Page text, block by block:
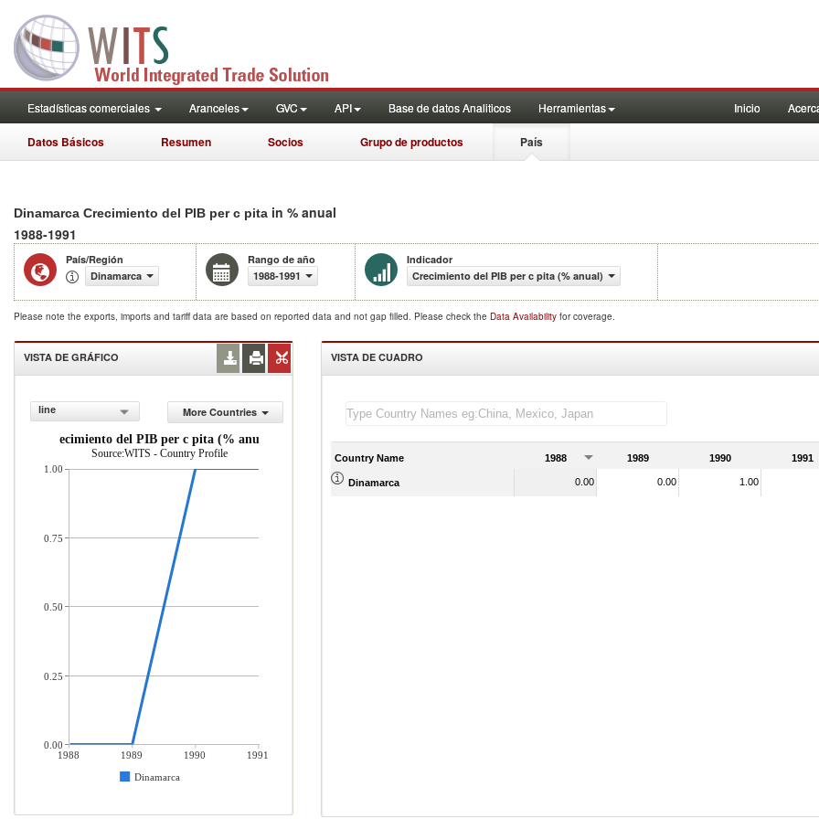
Estadísticas comerciales Aranceles GVC API Base de datos Analiticos Herramientas Inicio
Datos Básicos Resumen Socios Grupo de productos País
Dinamarca Crecimiento del PIB per c pita in % anual
1988-1991
País/Región
Dinamarca
Rango de año
1988-1991
Indicador
Crecimiento del PIB per c pita (% anual)
Please note the exports, imports and tariff data are based on reported data and not gap filled. Please check the Data Availability for coverage.
VISTA DE GRÁFICO
line
More Countries
Crecimiento del PIB per c pita (% anual)
Source:WITS - Country Profile
1988 1989 1990
1991
Dinamarca
1.00
0.75
0.50
0.25
0.00
VISTA DE CUADRO
Country Name 1988 1989 1990 1991
Dinamarca 0.00 0.00 1.00